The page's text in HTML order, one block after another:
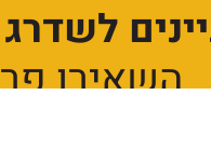
השאירו